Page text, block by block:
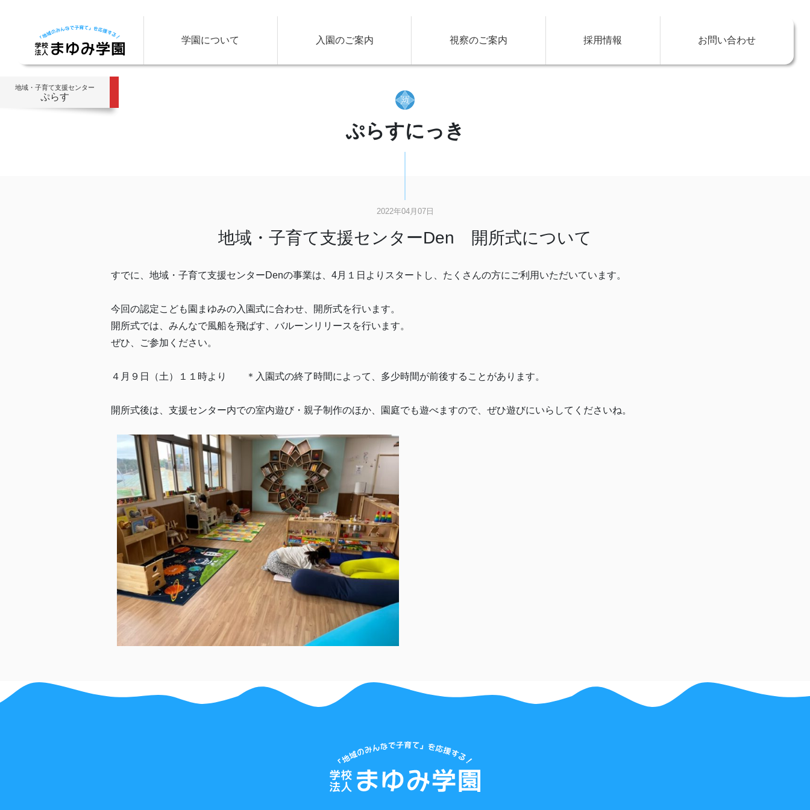
学園について 入園のご案内 視察のご案内 採用情報 お問い合わせ
地域・子育て支援センター
ぷらす
ぷらすにっき
2022年04月07日
地域・子育て支援センターDen 開所式について
すでに、地域・子育て支援センターDenの事業は、4月１日よりスタートし、たくさんの方にご利用いただいています。
今回の認定こども園まゆみの入園式に合わせ、開所式を行います。
開所式では、みんなで風船を飛ばす、バルーンリリースを行います。
ぜひ、ご参加ください。
４月９日（土）１１時より ＊入園式の終了時間によって、多少時間が前後することがあります。
開所式後は、支援センター内での室内遊び・親子制作のほか、園庭でも遊べますので、ぜひ遊びにいらしてくださいね。